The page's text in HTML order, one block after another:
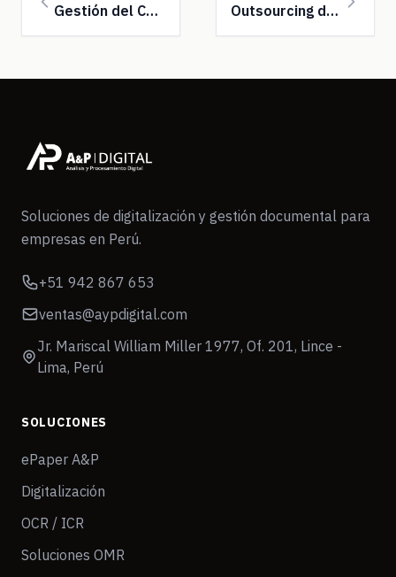
Gestión del Cambio en Proyectos de Digitalización Outsourcing de Digitalización Documental: Cuánd...
Soluciones de digitalización y gestión documental para
empresas en Perú.
+51 942 867 653
ventas@aypdigital.com
Jr. Mariscal William Miller 1977, Of. 201, Lince -
Lima, Perú
SOLUCIONES
ePaper A&P
Digitalización
OCR / ICR
Soluciones OMR